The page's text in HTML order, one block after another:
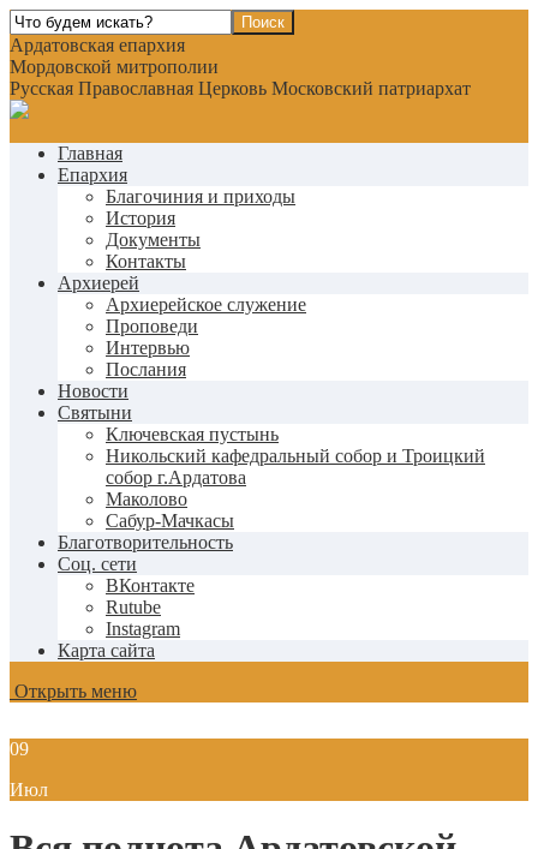
Ардатовская епархия
Мордовской митрополии
Русская Православная Церковь Московский патриархат
Главная
Епархия
Благочиния и приходы
История
Документы
Контакты
Архиерей
Архиерейское служение
Проповеди
Интервью
Послания
Новости
Святыни
Ключевская пустынь
Никольский кафедральный собор и Троицкий
собор г.Ардатова
Маколово
Сабур-Мачкасы
Благотворительность
Соц. сети
ВКонтакте
Rutube
Instagram
Карта сайта
Открыть меню
09
Июл